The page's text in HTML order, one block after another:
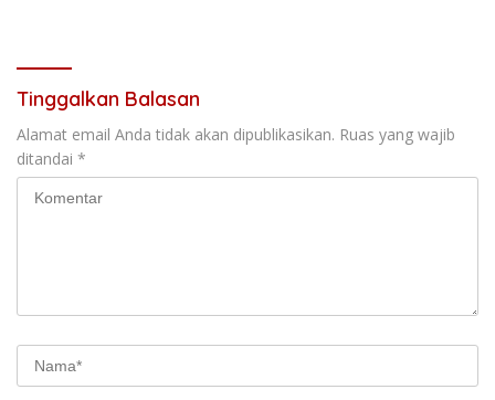
Tinggalkan Balasan
Alamat email Anda tidak akan dipublikasikan. Ruas yang wajib
ditandai *